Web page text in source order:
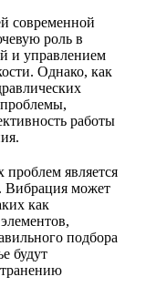
современной
роль в
и управлением
Однако, как
работы
является
Вибрация может
как
подбора
будут